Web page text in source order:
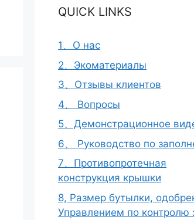
QUICK LINKS
1、О нас
2、Экоматериалы
3、Отзывы клиентов
4、 Вопросы
5、Демонстрационное
6、 Руководство по
7、Противопротечная
конструкция крышки
8, Размер бутылки,
Управлением по контролю